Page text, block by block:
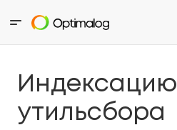
Индексацию
утильсбора